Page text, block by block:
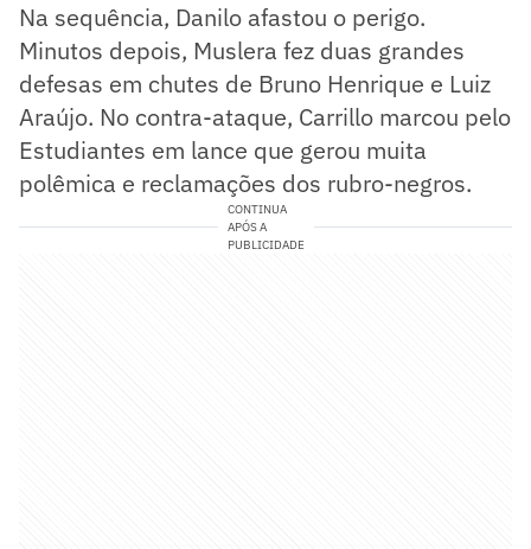
Na sequência, Danilo afastou o perigo.
Minutos depois, Muslera fez duas grandes
defesas em chutes de Bruno Henrique e Luiz
Araújo. No contra-ataque, Carrillo marcou pelo
Estudiantes em lance que gerou muita
polêmica e reclamações dos rubro-negros.
CONTINUA
APÓS A
PUBLICIDADE